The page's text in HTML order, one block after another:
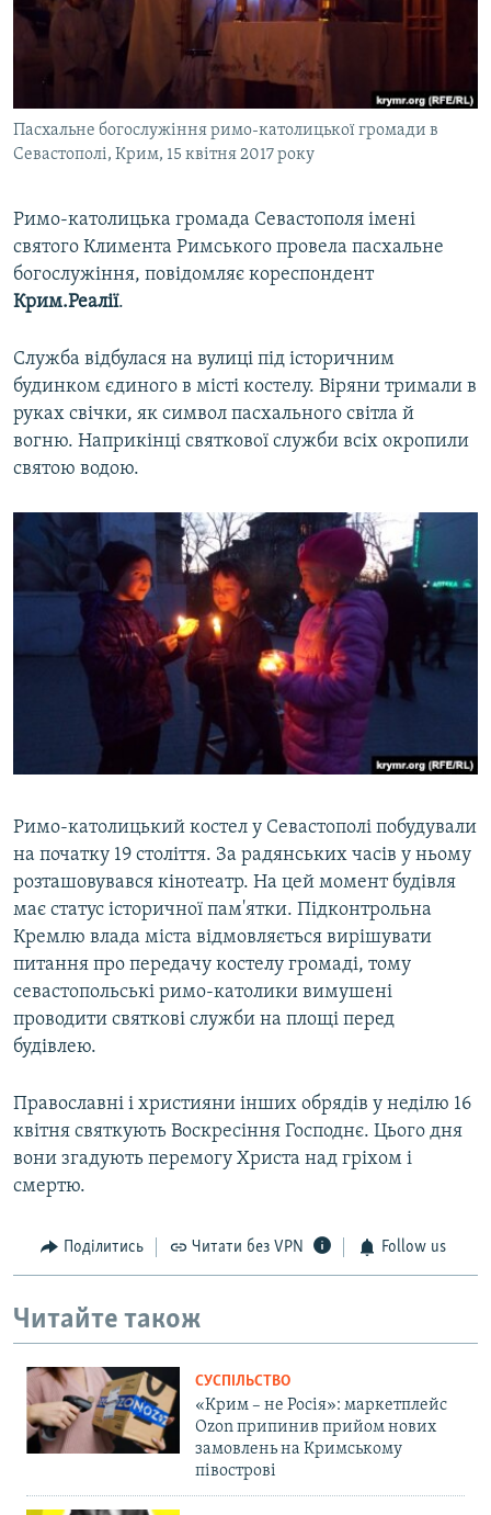
ВІДЕОУРОКИ «ELIFBE»
УКРАЇНСЬКА ПРОБЛЕМА КРИМУ
ІНФОГРАФІКА
Русский
Qırımtatar
ДОЛУЧАЙСЯ!
Усі сайти RFE/RL
Пасхальне богослужіння римо-католицької громади в
Севастополі, Крим, 15 квітня 2017 року
Римо-католицька громада Севаcтополя імені
святого Климента Римського провела пасхальне
богослужіння, повідомляє кореспондент
Крим.Реалії.
Служба відбулася на вулиці під історичним
будинком єдиного в місті костелу. Віряни тримали в
руках свічки, як символ пасхального світла й
вогню. Наприкінці святкової служби всіх окропили
святою водою.
Римо-католицький костел у Севастополі побудували
на початку 19 століття. За радянських часів у ньому
розташовувався кінотеатр. На цей момент будівля
має статус історичної пам'ятки. Підконтрольна
Кремлю влада міста відмовляється вирішувати
питання про передачу костелу громаді, тому
севастопольські римо-католики вимушені
проводити святкові служби на площі перед
будівлею.
Православні і християни інших обрядів у неділю 16
квітня святкують Воскресіння Господнє. Цього дня
вони згадують перемогу Христа над гріхом і
смертю.
Поділитись Читати без VPN Follow us
Читайте також
СУСПІЛЬСТВО
«Крим – не Росія»: маркетплейс
Ozon припинив прийом нових
замовлень на Кримському
півострові